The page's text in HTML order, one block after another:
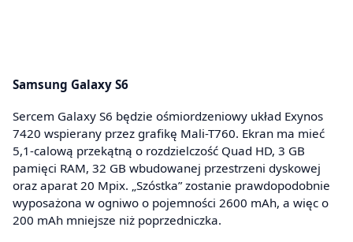
Samsung Galaxy S6
Sercem Galaxy S6 będzie ośmiordzeniowy układ Exynos
7420 wspierany przez grafikę Mali-T760. Ekran ma mieć
5,1-calową przekątną o rozdzielczość Quad HD, 3 GB
pamięci RAM, 32 GB wbudowanej przestrzeni dyskowej
oraz aparat 20 Mpix. „Szóstka” zostanie prawdopodobnie
wyposażona w ogniwo o pojemności 2600 mAh, a więc o
200 mAh mniejsze niż poprzedniczka.